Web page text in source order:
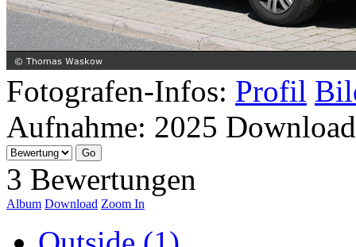
Fotografen-Infos: Profil
Aufnahme: 2025
3 Bewertungen
Album Download Zoom In